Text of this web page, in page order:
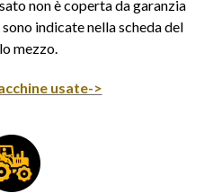
non è coperta da garanzia
indicate nella scheda del
mezzo.
usate->